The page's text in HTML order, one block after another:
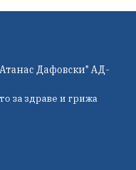
Дафовски" АД-
за здраве и грижа